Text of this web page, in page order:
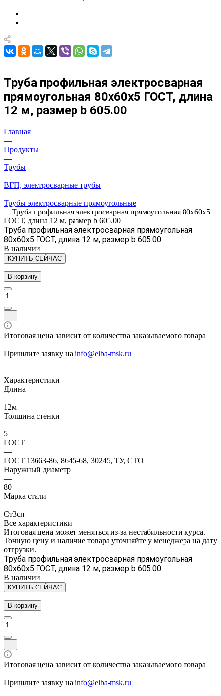
Труба профильная электросварная
прямоугольная 80х60х5 ГОСТ, длина
12 м, размер b 605.00
Главная
—
Продукты
—
Трубы
—
ВГП, электросварные трубы
—
Трубы электросварные прямоугольные
—Труба профильная электросварная прямоугольная 80х60х5
ГОСТ, длина 12 м, размер b 605.00
Труба профильная электросварная прямоугольная
80х60х5 ГОСТ, длина 12 м, размер b 605.00
В наличии
КУПИТЬ СЕЙЧАС
В корзину
Итоговая цена зависит от количества заказываемого товара
Пришлите заявку на info@elba-msk.ru
Характеристики
Длина
—
12м
Толщина стенки
—
5
ГОСТ
—
ГОСТ 13663-86, 8645-68, 30245, ТУ, СТО
Наружный диаметр
—
80
Марка стали
—
Ст3сп
Все характеристики
Итоговая цена может меняться из-за нестабильности курса.
Точную цену и наличие товара уточняйте у менеджера на дату
отгрузки.
Труба профильная электросварная прямоугольная
80х60х5 ГОСТ, длина 12 м, размер b 605.00
В наличии
КУПИТЬ СЕЙЧАС
В корзину
Итоговая цена зависит от количества заказываемого товара
Пришлите заявку на info@elba-msk.ru